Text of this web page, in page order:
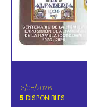
13/08/2026
5 DISPONIBLES